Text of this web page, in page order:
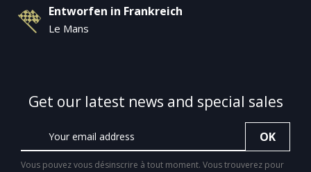
Entworfen in Frankreich
Le Mans
Get our latest news and special sales
Vous pouvez vous désinscrire à tout moment. Vous trouverez pour